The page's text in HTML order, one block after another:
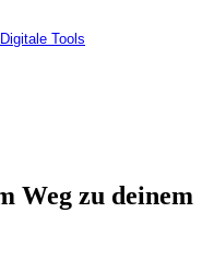
Digitale Tools
Weg zu deinem